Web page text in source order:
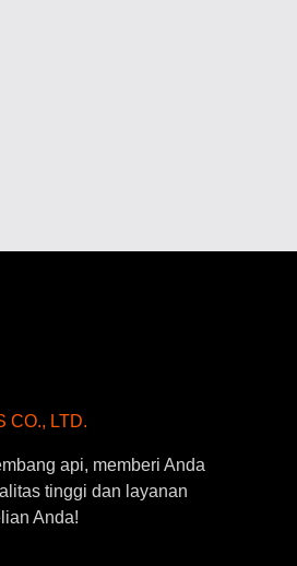
CO., LTD.
api, memberi Anda
tinggi dan layanan
Anda!